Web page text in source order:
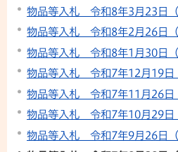
物品等入札 令和8年3月23日
物品等入札 令和8年2月26日
物品等入札 令和8年1月30日
物品等入札 令和7年12月19日
物品等入札 令和7年11月26日
物品等入札 令和7年10月29日
物品等入札 令和7年9月26日